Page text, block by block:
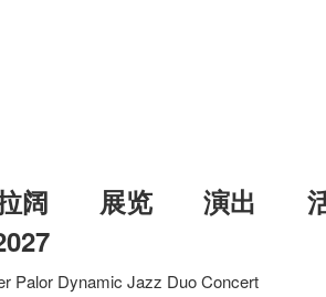
阔 展览 演出
Palor Dynamic Jazz Duo Concert